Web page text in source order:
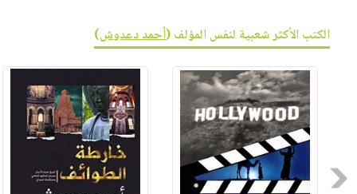
الكتب الأكثر شعبية لنفس المؤلف (أحمد دعدوش)
Previous